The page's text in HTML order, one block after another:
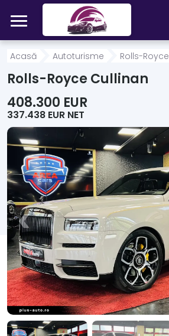
Mergi direct la conținutul principal
Acasă
Autoturisme
Motociclete
Autoutilitare
Alte tipuri vehicule
Despre Noi
Contact
Acasă Autoturisme Rolls-Royce
Rolls-Royce Cullinan
408.300 EUR
337.438 EUR NET